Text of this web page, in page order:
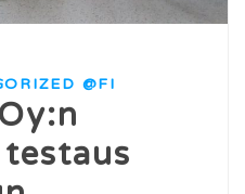
@FI